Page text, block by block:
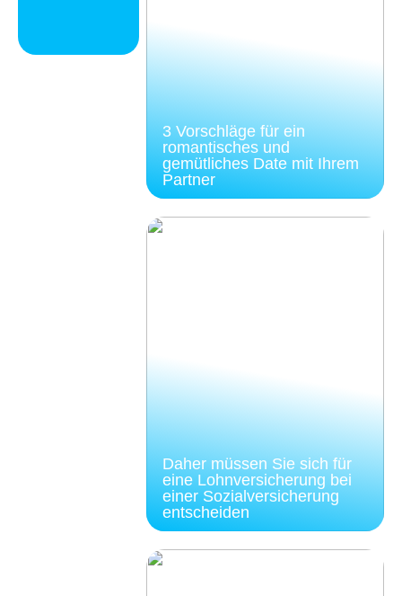
3 Vorschläge für ein
romantisches und
gemütliches Date mit Ihrem
Partner
Daher müssen Sie sich für
eine Lohnversicherung bei
einer Sozialversicherung
entscheiden